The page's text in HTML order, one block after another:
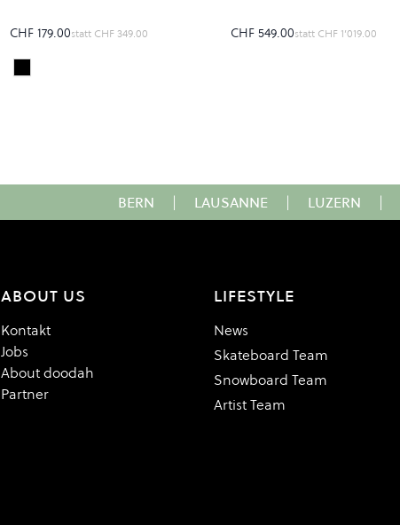
CHF 179.00statt CHF 349.00
Colour
All Eyes On Me
CHF 549.00statt CHF 1’019.00
BERN | LAUSANNE | LUZERN |
ABOUT US
Kontakt
Jobs
About doodah
Partner
LIFESTYLE
News
Skateboard Team
Snowboard Team
Artist Team